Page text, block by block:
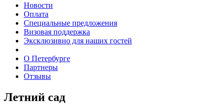
Новости
Оплата
Специальные предложения
Визовая поддержка
Эксклюзивно для наших гостей
О Петербурге
Партнеры
Отзывы
Летний сад